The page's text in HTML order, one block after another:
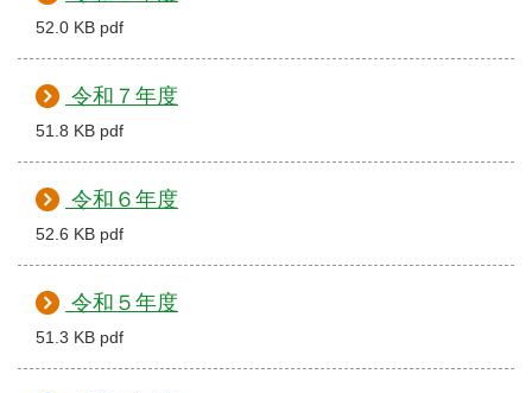
52.0 KB pdf
令和７年度
51.8 KB pdf
令和６年度
52.6 KB pdf
令和５年度
51.3 KB pdf